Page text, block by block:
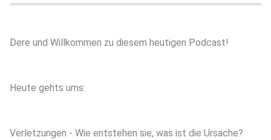
Dere und Willkommen zu diesem heutigen Podcast!
Heute gehts ums:
Verletzungen - Wie entstehen sie, was ist die Ursache?